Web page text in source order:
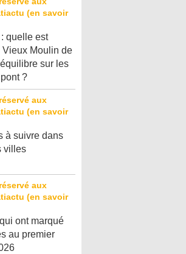
quelle est
Vieux Moulin de
sur les
?
à suivre dans
villes
ont marqué
au premier